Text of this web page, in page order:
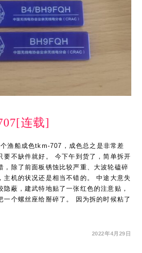
连载]
渔船成色tkm-707，成色总之是非常差
要不缺件就好。 今下午到货了，简单拆开
，除了前面板锈蚀比较严重、大波轮磕碎
主机的状况还是相当不错的。 中途大意失
隐蔽，建武特地贴了一张红色的注意贴，
一个螺丝座给掰碎了。 因为拆的时候粘了
2022年4月29日